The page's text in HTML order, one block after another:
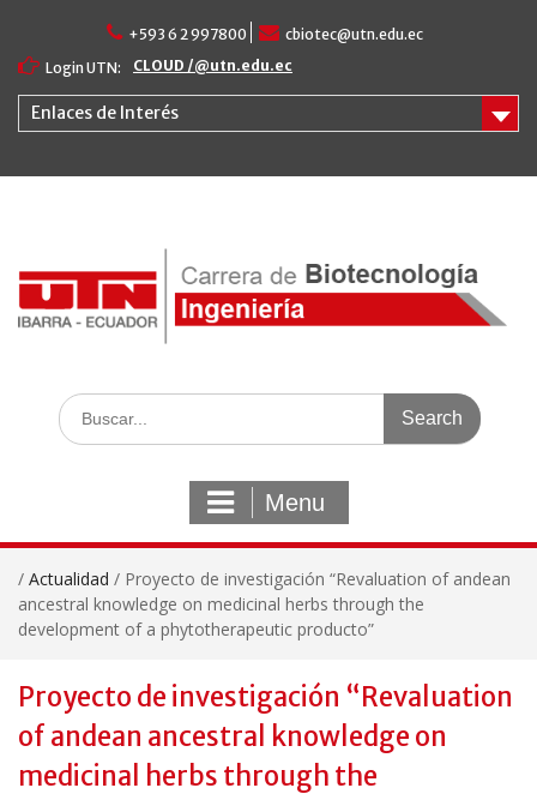
content
+593 6 2 997800
cbiotec@utn.edu.ec
Login UTN:
CLOUD /@utn.edu.ec
Enlaces de Interés
Search
for:
Menu
/ Actualidad / Proyecto de investigación “Revaluation of andean
ancestral knowledge on medicinal herbs through the
development of a phytotherapeutic producto”
Proyecto de investigación “Revaluation
of andean ancestral knowledge on
medicinal herbs through the